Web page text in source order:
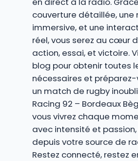
couverture détaillée, une
immersive, et une
réel, vous serez au cœur
action, essai, et victoire.
blog pour obtenir toutes
nécessaires et
un match de rugby
Racing 92 – Bordeaux
vous vivrez chaque
avec intensité et
depuis votre source de
Restez connecté, restez